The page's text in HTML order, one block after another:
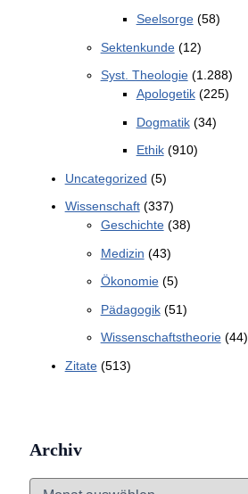
Seelsorge(58)
Sektenkunde(12)
Syst. Theologie(1.288)
Apologetik(225)
Dogmatik(34)
Ethik(910)
Uncategorized (5)
Wissenschaft(337)
Geschichte(38)
Medizin (43)
Ökonomie(5)
Pädagogik(51)
Wissenschaftstheorie(44)
Zitate(513)
Archiv
A